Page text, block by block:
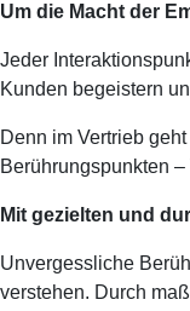
Um die Macht der
Jeder
Kunden begeistern
Denn im Vertrieb
Berührungspunkten
Mit gezielten und
Unvergessliche
verstehen. Durch